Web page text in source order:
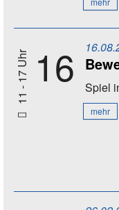
11 - 17 Uhr 16 Spiel
mehr